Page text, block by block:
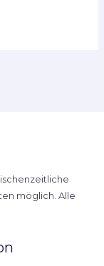
möglich. Alle